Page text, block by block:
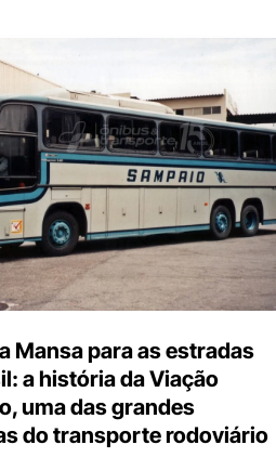
Mansa para as estradas
a história da Viação
uma das grandes
do transporte rodoviário